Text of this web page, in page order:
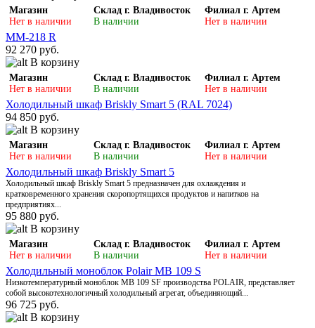
Магазин
Нет в наличии
Склад г. Владивосток
В наличии
Филиал г. Артем
Нет в наличии
MM-218 R
92 270 руб.
В корзину
Магазин
Нет в наличии
Склад г. Владивосток
В наличии
Филиал г. Артем
Нет в наличии
Холодильный шкаф Briskly Smart 5 (RAL 7024)
94 850 руб.
В корзину
Магазин
Нет в наличии
Склад г. Владивосток
В наличии
Филиал г. Артем
Нет в наличии
Холодильный шкаф Briskly Smart 5
Холодильный шкаф Briskly Smart 5 предназначен для охлаждения и
кратковременного хранения скоропортящихся продуктов и напитков на
предприятиях...
95 880 руб.
В корзину
Магазин
Нет в наличии
Склад г. Владивосток
В наличии
Филиал г. Артем
Нет в наличии
Холодильный моноблок Polair MB 109 S
Низкотемпературный моноблок MB 109 SF производства POLAIR, представляет
собой высокотехнологичный холодильный агрегат, объединяющий...
96 725 руб.
В корзину